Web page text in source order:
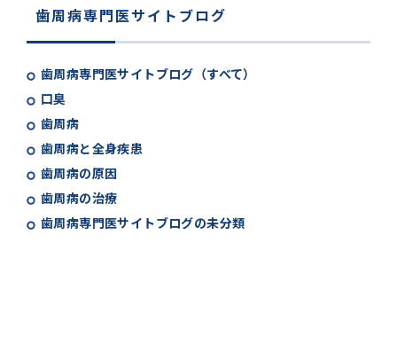
歯周病専門医サイトブログ
歯周病専門医サイトブログ（すべて）
口臭
歯周病
歯周病と全身疾患
歯周病の原因
歯周病の治療
歯周病専門医サイトブログの未分類